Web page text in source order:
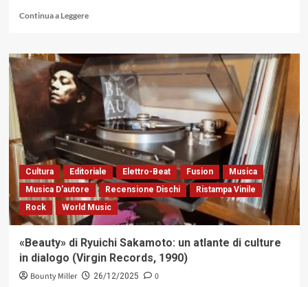
Continua a LeggereLeggi
su
«Enciclopedia
dei
Sassofonisti»
Bob
Salmieri:
giro
del
mondo
intorno
al
jazz
in
sassofoni
(Cultural
Bridge,
Cultura Editoriale Elettro-Beat Fusion
Musica
Musica D'autore
Recensione Dischi
Ristampa Vinile
Rock
World Music
«Beauty» di Ryuichi Sakamoto: un atlante di culture
in dialogo (Virgin Records, 1990)
Bounty Miller 26/12/2025
0